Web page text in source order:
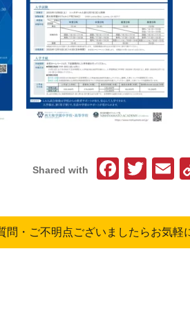
Shared with
問・ご不明点ございましたらお気軽